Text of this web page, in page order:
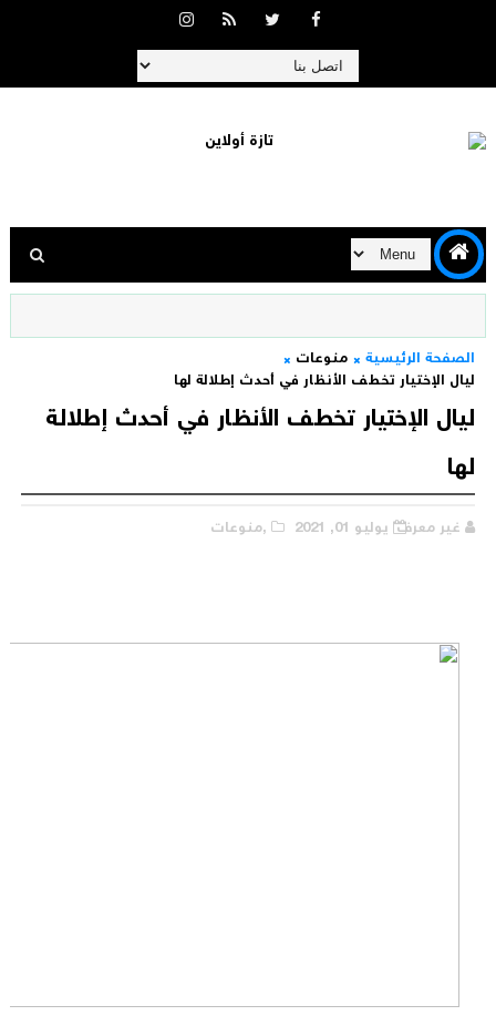
الصفحة الرئيسية
منوعات
ليال الإختيار تخطف الأنظار في أحدث إطلالة لها
ليال الإختيار تخطف الأنظار في أحدث إطلالة
لها
غير معرف يوليو 01, 2021 ,منوعات